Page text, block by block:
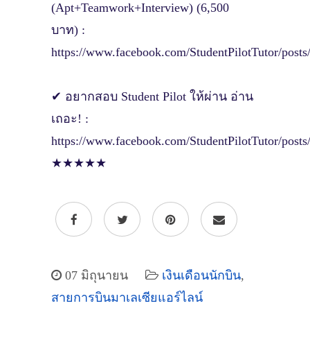
(Apt+Teamwork+Interview) (6,500
บาท) :
https://www.facebook.com/StudentPilotTutor/
✔ อยากสอบ Student Pilot ให้ผ่าน อ่าน
เถอะ! :
https://www.facebook.com/StudentPilotTutor/
★★★★★
07 มิถุนายน เงินเดือนนักบิน,
สายการบินมาเลเซียแอร์ไลน์